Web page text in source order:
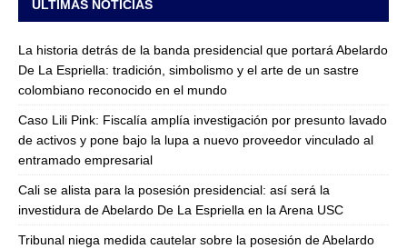
ULTIMAS NOTICIAS
La historia detrás de la banda presidencial que portará Abelardo
De La Espriella: tradición, simbolismo y el arte de un sastre
colombiano reconocido en el mundo
Caso Lili Pink: Fiscalía amplía investigación por presunto lavado
de activos y pone bajo la lupa a nuevo proveedor vinculado al
entramado empresarial
Cali se alista para la posesión presidencial: así será la
investidura de Abelardo De La Espriella en la Arena USC
Tribunal niega medida cautelar sobre la posesión de Abelardo